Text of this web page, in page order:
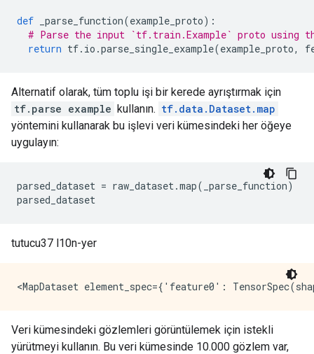
def _parse_function(example_proto):
# Parse the input `tf.train.Example` proto using
return tf. io .parse_single_example(example_proto,
Alternatif olarak, tüm toplu işi bir kerede ayrıştırmak için
tf.parse example kullanın. tf.data.Dataset.map
yöntemini kullanarak bu işlevi veri kümesindeki her öğeye
uygulayın:
parsed_dataset = raw_dataset.map( _parse_function)
parsed_dataset
tutucu37 l10n-yer
Veri kümesindeki gözlemleri görüntülemek için istekli
yürütmeyi kullanın. Bu veri kümesinde 10.000 gözlem var,